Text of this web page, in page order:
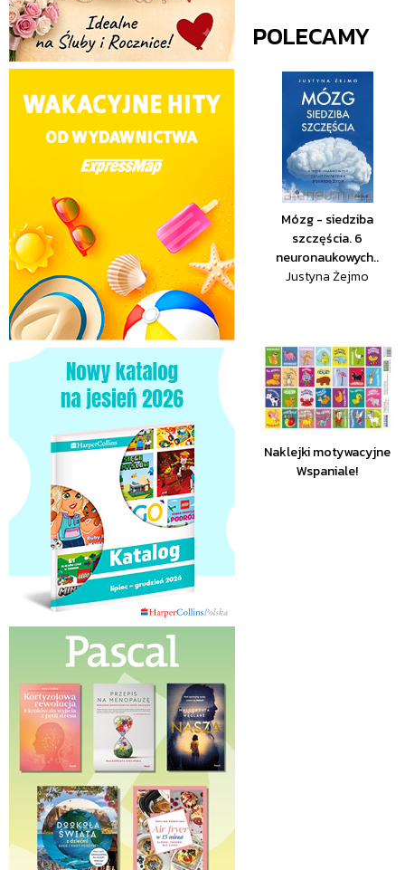
POLECAMY
Mózg - siedziba
szczęścia. 6
neuronaukowych..
Justyna Żejmo
Naklejki motywacyjne
Wspaniale!